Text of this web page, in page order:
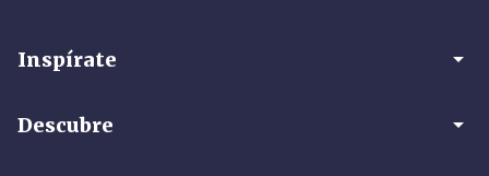
Inspírate arrow_drop_down
Descubre arrow_drop_down